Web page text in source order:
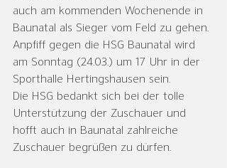
auch am kommenden Wochenende in
Baunatal als Sieger vom Feld zu gehen.
Anpfiff gegen die HSG Baunatal wird
am Sonntag (24.03.) um 17 Uhr in der
Sporthalle Hertingshausen sein.
Die HSG bedankt sich bei der tolle
Unterstützung der Zuschauer und
hofft auch in Baunatal zahlreiche
Zuschauer begrüßen zu dürfen.